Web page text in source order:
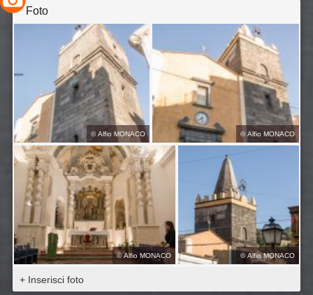
Foto
©Alfio MONACO ©Alfio MONACO
©Alfio MONACO ©Alfio MONACO
+ Inserisci foto